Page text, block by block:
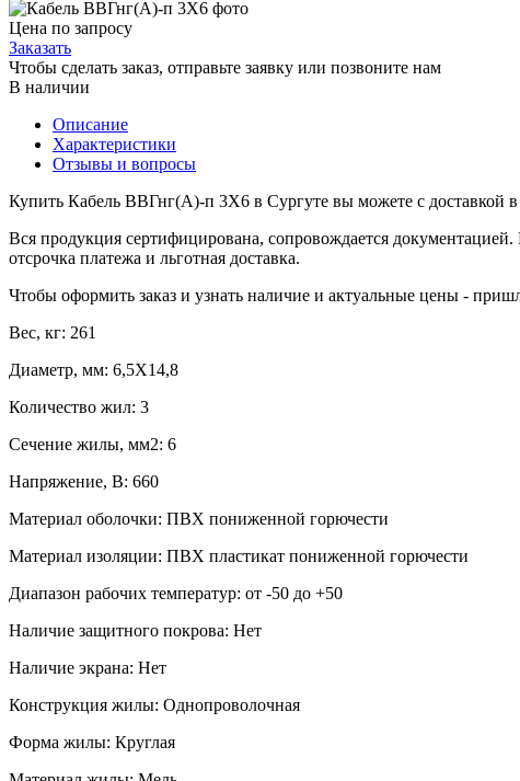
Цена по запросу
Заказать
Чтобы сделать заказ, отправьте заявку или позвоните нам
В наличии
Описание
Характеристики
Отзывы и вопросы
Купить Кабель ВВГнг(А)-п 3X6 в Сургуте вы можете с доставкой
Вся продукция сертифицирована, сопровождается
отсрочка платежа и льготная доставка.
Чтобы оформить заказ и узнать наличие и актуальные цены -
Вес, кг: 261
Диаметр, мм: 6,5X14,8
Количество жил: 3
Сечение жилы, мм2: 6
Напряжение, В: 660
Материал оболочки: ПВХ пониженной горючести
Материал изоляции: ПВХ пластикат пониженной горючести
Диапазон рабочих температур: от -50 до +50
Наличие защитного покрова: Нет
Наличие экрана: Нет
Конструкция жилы: Однопроволочная
Форма жилы: Круглая